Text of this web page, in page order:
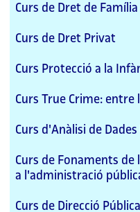
Curs de Dret de Família
Curs de Dret Privat
Curs Protecció a la
Curs True Crime:
Curs d'Anàlisi de
Curs de Fonaments
a l'administració
Curs de Direcció